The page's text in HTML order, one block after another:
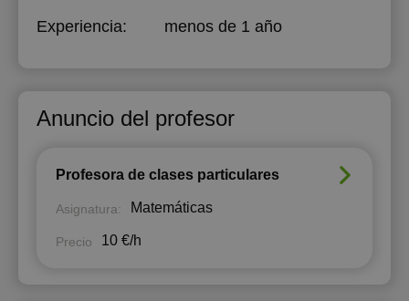
Experiencia:
menos de 1 año
Anuncio del profesor
Profesora de clases particulares
Asignatura: Matemáticas
Precio 10 €/h